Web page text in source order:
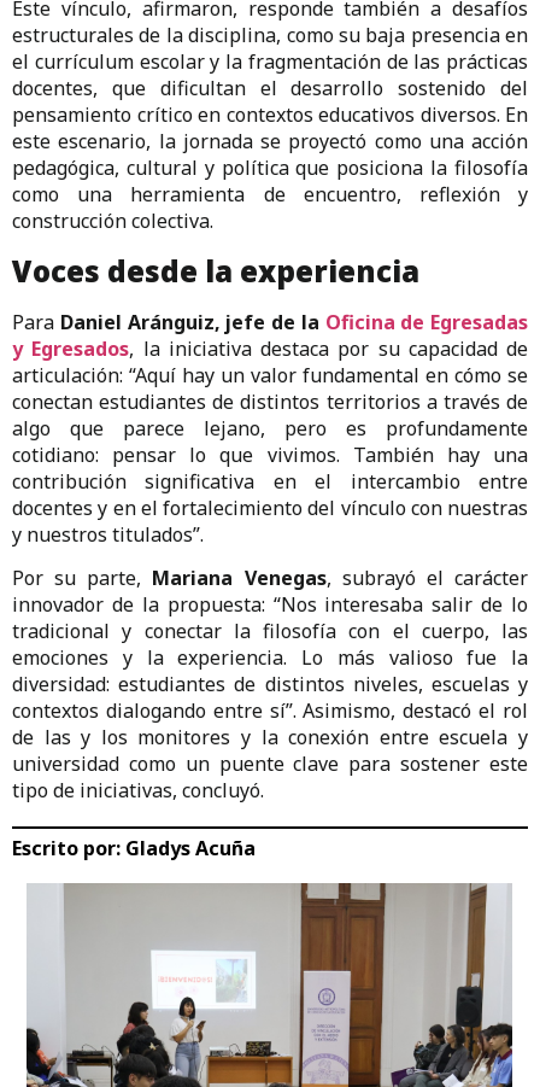
Este vínculo, afirmaron, responde también a desafíos
estructurales de la disciplina, como su baja presencia en
el currículum escolar y la fragmentación de las prácticas
docentes, que dificultan el desarrollo sostenido del
pensamiento crítico en contextos educativos diversos. En
este escenario, la jornada se proyectó como una acción
pedagógica, cultural y política que posiciona la filosofía
como una herramienta de encuentro, reflexión y
construcción colectiva.
Voces desde la experiencia
Para Daniel Aránguiz, jefe de la Oficina de Egresadas
y Egresados, la iniciativa destaca por su capacidad de
articulación: “Aquí hay un valor fundamental en cómo se
conectan estudiantes de distintos territorios a través de
algo que parece lejano, pero es profundamente
cotidiano: pensar lo que vivimos. También hay una
contribución significativa en el intercambio entre
docentes y en el fortalecimiento del vínculo con nuestras
y nuestros titulados”.
Por su parte, Mariana Venegas, subrayó el carácter
innovador de la propuesta: “Nos interesaba salir de lo
tradicional y conectar la filosofía con el cuerpo, las
emociones y la experiencia. Lo más valioso fue la
diversidad: estudiantes de distintos niveles, escuelas y
contextos dialogando entre sí”. Asimismo, destacó el rol
de las y los monitores y la conexión entre escuela y
universidad como un puente clave para sostener este
tipo de iniciativas, concluyó.
Escrito por: Gladys Acuña